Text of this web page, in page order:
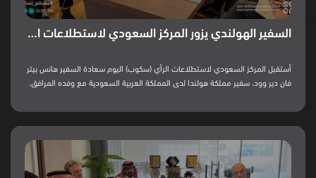
السفير الهولندي يزور المركز السعودي لاستطلاعات الرأي
أستقبل المركز السعودي لاستطلاعات الرأي (سكوب) اليوم سعادة السفير هانس بيتر
فان دير وود، سفير مملكة هولندا لدى المملكة العربية السعودية مع وفده المرافق.
وآراءه حول موضوعات مختلفة مثل السياحة، والرياضة، والترفيه ،واتجاهات المقيمين
و العاملين في المملكة. كما استمع فريق المركز السعودي إلى شرح السفير والوفد
المرافق له عن جوانب مختلفة حول الاستطلاعات في هولندا وأهميتها في معرفة
قضايا المجتمع وآراءه وتوجهاته.